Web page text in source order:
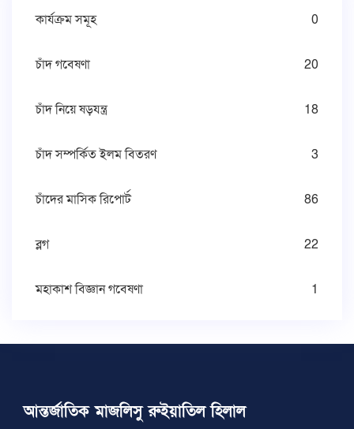
কার্যক্রম সমূহ 0
চাঁদ গবেষণা 20
চাঁদ নিয়ে ষড়যন্ত্র 18
চাঁদ সম্পর্কিত ইলম বিতরণ 3
চাঁদের মাসিক রিপোর্ট 86
ব্লগ 22
মহাকাশ বিজ্ঞান গবেষণা 1
আন্তর্জাতিক মাজলিসু রুইয়াতিল হিলাল